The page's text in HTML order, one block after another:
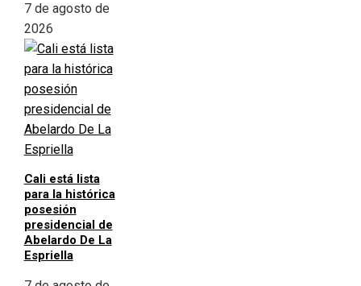
7 de agosto de
2026
Cali está lista
para la histórica
posesión
presidencial de
Abelardo De La
Espriella